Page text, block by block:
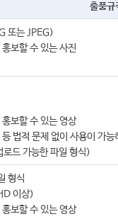
출품규
또는 JPEG)
보할 수 있는 사진
보할 수 있는 영상
법적 문제 없이 사용이 가능
드 가능한 파일 형식)
형식
이상)
보할 수 있는 영상